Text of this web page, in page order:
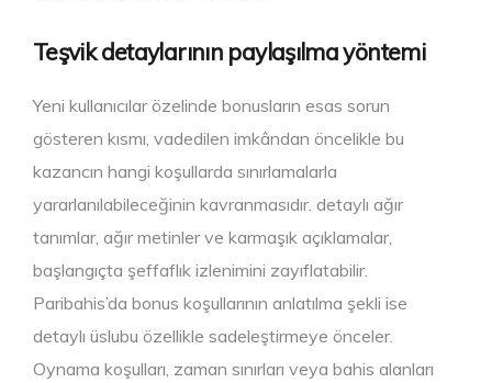
Teşvik detaylarının paylaşılma yöntemi
Yeni kullanıcılar özelinde bonusların esas sorun
gösteren kısmı, vadedilen imkândan öncelikle bu
kazancın hangi koşullarda sınırlamalarla
yararlanılabileceğinin kavranmasıdır. detaylı ağır
tanımlar, ağır metinler ve karmaşık açıklamalar,
başlangıçta şeffaflık izlenimini zayıflatabilir.
Paribahis’da bonus koşullarının anlatılma şekli ise
detaylı üslubu özellikle sadeleştirmeye önceler.
Oynama koşulları, zaman sınırları veya bahis alanları